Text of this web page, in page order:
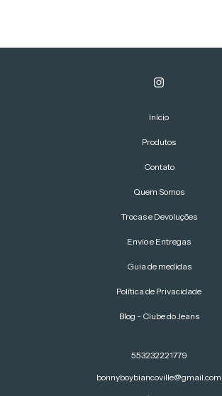
Início
Produtos
Contato
Quem Somos
Trocas e Devoluções
Envio e Entregas
Guia de medidas
Política de Privacidade
Blog - Clube do Jeans
553232221779
bonnyboybiancoville@gmail.com